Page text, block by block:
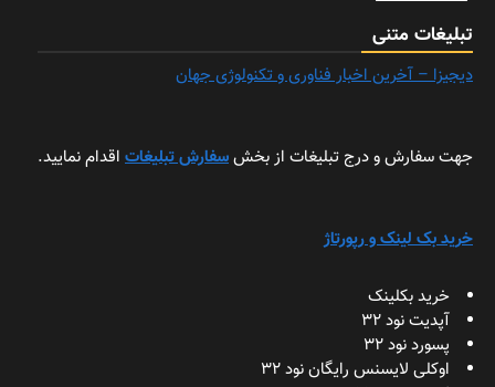
تبلیغات متنی
دیجیزا – آخرین اخبار فناوری و تکنولوژی جهان
جهت سفارش و درج تبلیغات از بخشسفارش تبلیغات اقدام نمایید.
خرید بک لینک و رپورتاژ
خرید بکلینک
آپدیت نود 32
پسورد نود 32
اوکلی لایسنس رایگان نود 32